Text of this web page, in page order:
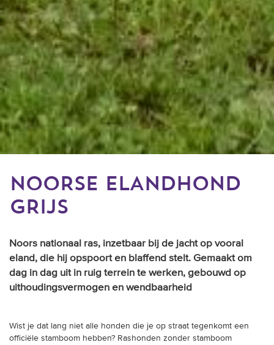
NOORSE ELANDHOND
GRIJS
Noors nationaal ras, inzetbaar bij de jacht op vooral
eland, die hij opspoort en blaffend stelt. Gemaakt om
dag in dag uit in ruig terrein te werken, gebouwd op
uithoudingsvermogen en wendbaarheid
Wist je dat lang niet alle honden die je op straat tegenkomt een
officiële stamboom hebben? Rashonden zonder stamboom